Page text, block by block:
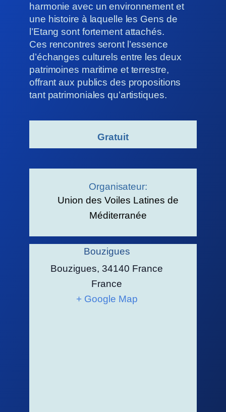
harmonie avec un environnement et
une histoire à laquelle les Gens de
l’Etang sont fortement attachés.
Ces rencontres seront l’essence
d’échanges culturels entre les deux
patrimoines maritime et terrestre,
offrant aux publics des propositions
tant patrimoniales qu’artistiques.
Gratuit
Organisateur:
Union des Voiles Latines de
Méditerranée
Bouzigues
Bouzigues, 34140 France
France
+ Google Map